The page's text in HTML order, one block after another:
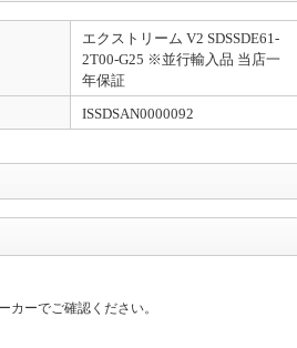
品書(兼インボイス)を商品に同封いたします。
クよりご発行ください。※代金引換のご注文は
の構成を併せてご連絡をお願いいたします。
エクストリーム V2 SDSSDE61-
2T00-G25 ※並行輸入品 当店一
年保証
ISSDSAN0000092
ーでご確認ください。